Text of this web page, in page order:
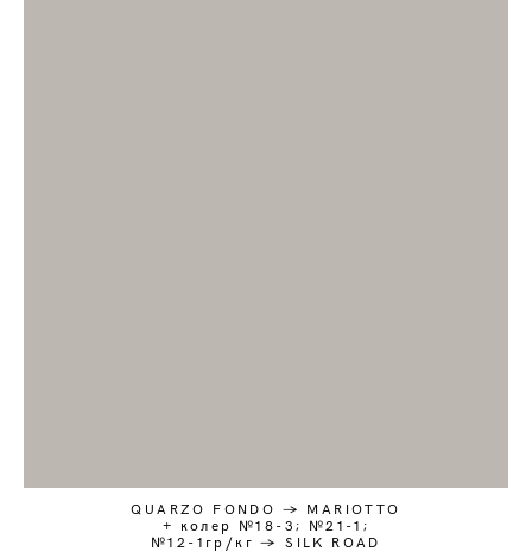
QUARZO FONDO → MARIOTTO
+ колер №18-3; №21-1;
№12-1гр/кг → SILK ROAD